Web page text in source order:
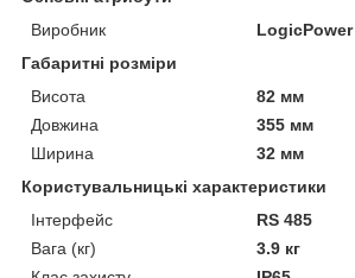
Виробник
LogicPower
Габаритні розміри
Висота
82 мм
Довжина
355 мм
Ширина
32 мм
Користувальницькі характеристики
Інтерфейс
RS 485
Вага (кг)
3.9 кг